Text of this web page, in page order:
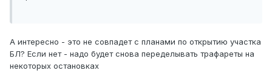
А интересно - это не совпадет с планами по открытию участка
БЛ? Если нет - надо будет снова переделывать трафареты на
некоторых остановках